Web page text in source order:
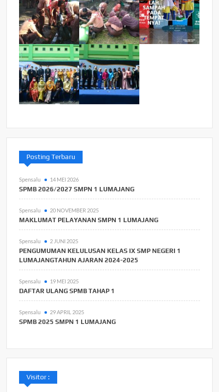
Posting Terbaru
Spensalu 14 MEI 2026
SPMB 2026/2027 SMPN 1 LUMAJANG
Spensalu 20 NOVEMBER 2025
MAKLUMAT PELAYANAN SMPN 1 LUMAJANG
Spensalu 2 JUNI 2025
PENGUMUMAN KELULUSAN KELAS IX SMP NEGERI 1
LUMAJANGTAHUN AJARAN 2024-2025
Spensalu 19 MEI 2025
DAFTAR ULANG SPMB TAHAP 1
Spensalu 29 APRIL 2025
SPMB 2025 SMPN 1 LUMAJANG
Visitor :